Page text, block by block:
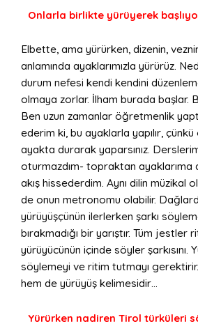
Onlarla birlikte yürüyerek
Elbette, ama yürürken, dizenin,
anlamında ayaklarımızla yürürüz.
durum nefesi kendi kendini
olmaya zorlar. İlham burada başlar.
Ben uzun zamanlar öğretmenlik
ederim ki, bu ayaklarla yapılır,
ayakta durarak yaparsınız.
oturmazdım- topraktan
akış hissederdim. Aynı dilin müzikal
de onun metronomu olabilir.
yürüyüşçünün ilerlerken şarkı
bırakmadığı bir yarıştır. Tüm jestler
yürüyücünün içinde söyler şarkısını.
söylemeyi ve ritim tutmayı
hem de yürüyüş kelimesidir…
Yürürken nadiren Tirol türküleri